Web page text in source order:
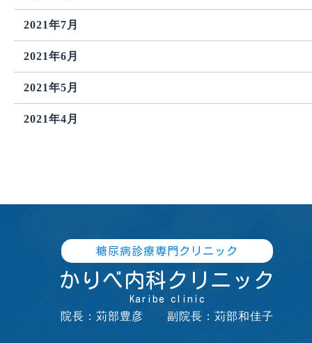
2021年7月
2021年6月
2021年5月
2021年4月
糖尿病診療専門クリニック
かりべ内科クリニック
Karibe clinic
院長：苅部豊彦 副院長：苅部和佳子